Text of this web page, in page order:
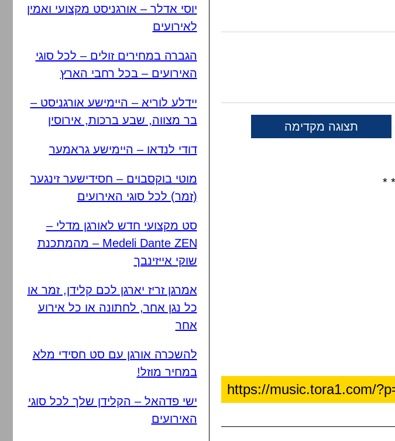
תצוגה מקדימה
*
יוסי אדלר – אורגניסט מקצועי ואמין
לאירועים
הגברה במחירים זולים – לכל סוגי
האירועים – בכל רחבי הארץ
יידלע לוריא – היימישע אורגניסט –
בר מצווה, שבע ברכות, אירוסין
דודי לנדאו – היימישע גראמער
מוטי בוקסבוים – חסידישער זינגער
(זמר) לכל סוגי האירועים
סט מקצועי חדש לאורגן מדלי –
Medeli Dante ZEN – מהמתכנת
שוקי אייזינבך
אמרגן זריז יארגן לכם קלידן, זמר או
כל נגן אחר, לחתונה או כל אירוע
אחר
להשכרה אורגן עם סט חסידי מלא
במחיר מוזל!
ישי פדהאל – הקלידן שלך לכל סוגי
האירועים